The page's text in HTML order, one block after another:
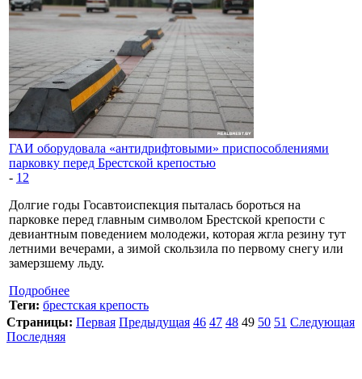
ГАИ оборудовала «антидрифтовыми» приспособлениями
парковку перед Брестской крепостью
- 12
Долгие годы Госавтоиспекция пыталась бороться на
парковке перед главным символом Брестской крепости с
девиантным поведением молодежи, которая жгла резину тут
летними вечерами, а зимой скользила по первому снегу или
замерзшему льду.
Подробнее
Теги: брестская крепость
Страницы: Первая Предыдущая 46 47 48 49 50 51 Следующая
Последняя